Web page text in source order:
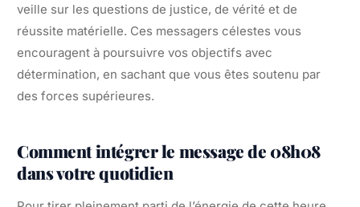
veille sur les questions de justice, de vérité et de
réussite matérielle. Ces messagers célestes vous
encouragent à poursuivre vos objectifs avec
détermination, en sachant que vous êtes soutenu par
des forces supérieures.
Comment intégrer le message de 08h08
dans votre quotidien